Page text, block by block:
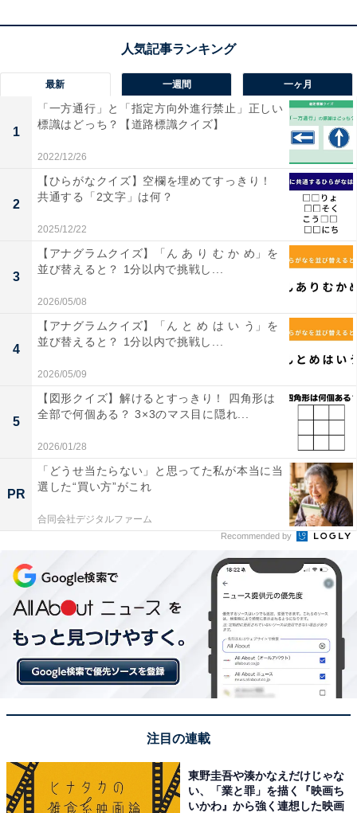
1 2
最新 一週間 一ヶ月
1
「一方通行」と「指定方向外進行禁止」正しい
標識はどっち？【道路標識クイズ】
2022/12/26
2
【ひらがなクイズ】空欄を埋めてすっきり！
共通する「2文字」は何？
2025/12/22
3
【アナグラムクイズ】「ん あ り む か め」を
並び替えると？ 1分以内で挑戦し...
2026/05/08
4
【アナグラムクイズ】「ん と め は い う」を
並び替えると？ 1分以内で挑戦し...
2026/05/09
5
【図形クイズ】解けるとすっきり！ 四角形は
全部で何個ある？ 3×3のマス目に隠れ...
2026/01/28
PR
「どうせ当たらない」と思ってた私が本当に当
選した“買い方”がこれ
合同会社デジタルファーム
Recommended by
注目の連載
東野圭吾や湊かなえだけじゃな
い、「業と罪」を描く『映画ち
いかわ』から強く連想した映画